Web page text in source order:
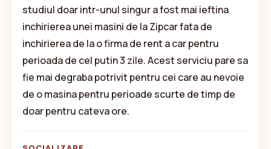
studiul doar intr-unul singur a fost mai ieftina
inchirierea unei masini de la Zipcar fata de
inchirierea de la o firma de rent a car pentru
perioada de cel putin 3 zile. Acest serviciu pare sa
fie mai degraba potrivit pentru cei care au nevoie
de o masina pentru perioade scurte de timp de
doar pentru cateva ore.